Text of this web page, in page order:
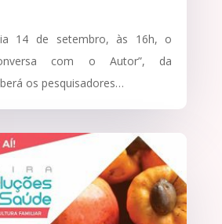
14 de setembro, às 16h, o
com o Autor”, da
os pesquisadores…